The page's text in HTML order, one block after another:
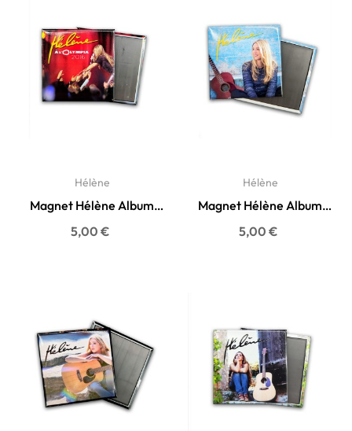
Hélène
Magnet Hélène Album
2016 Olympia
Prix
5,00 €
Hélène
Magnet Hélène Album
2016
Prix
5,00 €